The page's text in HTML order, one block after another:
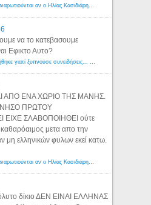
Αμερικανοί ρατσιστές αναρωτιούνται αν ο Ηλίας Κασιδιάρης ανήκει στη λευκή φυλή... - Λόγιος Ερμής
να το κατεβασουμε
Εφικτο Αυτο?
Ένα βιβλίο που πολεμήθηκε γιατί ξυπνούσε συνειδήσεις... - Λόγιος Ερμής | Η γνώση ξεκινάει με την αναζήτηση...
ΑΠΟ ΕΝΑ ΧΩΡΙΟ ΤΗΣ ΜΑΝΗΣ.
ΠΡΩΤΟΥ
ΣΛΑΒΟΠΟΙΗΘΕΙ ούτε
μετα απο την
μη ελληνικών φυλων εκεί κατω.
Αμερικανοί ρατσιστές αναρωτιούνται αν ο Ηλίας Κασιδιάρης ανήκει στη λευκή φυλή... - Λόγιος Ερμής
δίκιο ΔΕΝ ΕΙΝΑΙ ΕΛΛΗΝΑΣ